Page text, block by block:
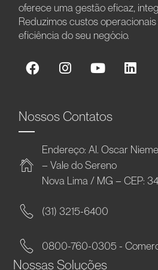
oferece uma gestão eficaz,
Reduzimos custos
eficiência do seu negócio.
Nossos Contatos
Endereço: Al. Oscar
– Vale do Sereno
Nova Lima / MG – CEP:
(31) 3215-6400
0800-760-0305 -
Nossas Soluções